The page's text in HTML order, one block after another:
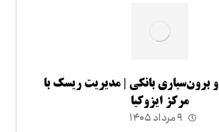
ایزو ۲۰۰۲۲ و برون‌سپاری بانکی | مدیریت ریسک با
مرکز ایزوکیا
۹ مرداد ۱۴۰۵